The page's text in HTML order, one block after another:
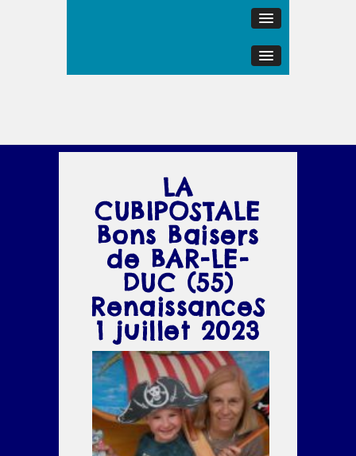
LA
CUBIPOSTALE
Bons Baisers
de BAR-LE-
DUC (55)
RenaissanceS
1 juillet 2023